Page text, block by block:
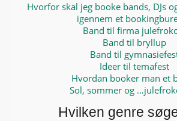
Hvorfor skal jeg booke bands, DJs
igennem et
Band til firma
Band til bryllup
Band til
Ideer til temafest
Hvordan booker man et
Sol, sommer og
Hvilken genre